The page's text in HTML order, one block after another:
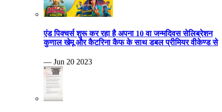
एंड पिक्चर्स शुरू कर रहा है अपना 10 वा जन्मदिवस सेलिब्रेशन
कुणाल खेमू और कैटरिना कैफ के साथ डबल प्रीमियर वीकेण्ड से
— Jun 20 2023